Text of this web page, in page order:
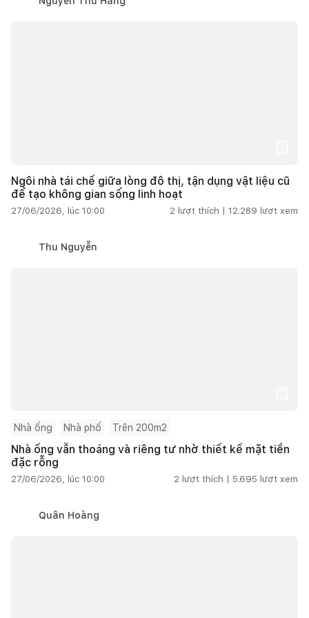
Ngôi nhà tái chế giữa lòng đô thị, tận dụng vật liệu cũ
để tạo không gian sống linh hoạt
27/06/2026, lúc 10:00 2 lượt thích | 12.289 lượt xem
Thu Nguyễn
Nhà ống Nhà phố Trên 200m2
Nhà ống vẫn thoáng và riêng tư nhờ thiết kế mặt tiền
đặc rỗng
27/06/2026, lúc 10:00 2 lượt thích | 5.695 lượt xem
Quân Hoàng